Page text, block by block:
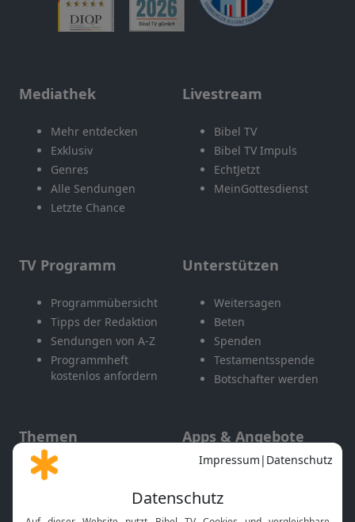
Mediathek
Mehr entdecken
Exklusiv
Genres
Alle Sendungen
Letzte Chance
Livestream
Bibel TV
Bibel TV Impuls
EchtJetzt
MeinGottesdienst
TV Programm
Programmübersicht
Tipps der Redaktion
Sendungen von A-Z
Programmheft
kostenlos anfordern
Unterstützen
Weitersagen
Beten
Spenden
Testamentsspende
Botschafter werden
Themen
Gott und Bibel erklärt
Apps & Angebote
Mobile App